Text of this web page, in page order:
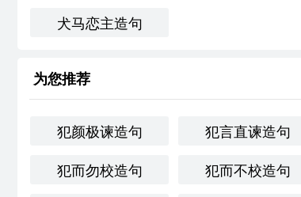
犬马恋主造句
为您推荐
犯颜极谏造句 犯言直谏造句
犯而勿校造句
犯而不校造句